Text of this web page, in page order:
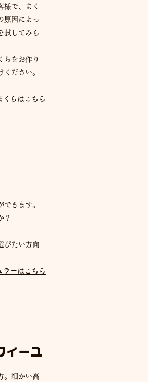
様で、まく
原因によっ
試してみら
らをお作り
ください。
くらはこちら
きます。
？
びたい方向
ーはこちら
ィーユ
。細かい高